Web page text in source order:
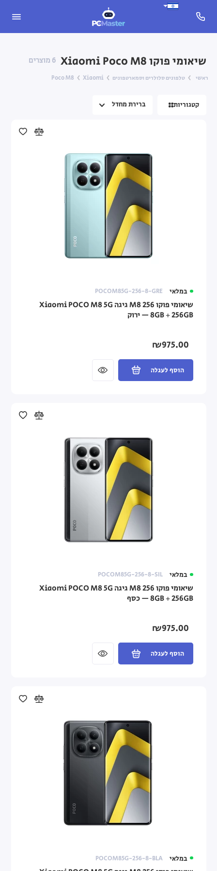
שיאומי פוקו Xiaomi Poco M8 6 מוצרים
ראשי טלפונים סלולרים וסמארטפונים Xiaomi
Poco M8 Nothing Phone
אביזרים לסמארטפון
קטגוריות
במלאי POCOM85G-256-8-GRE
שיאומי פוקו M8 256 גיגה Xiaomi POCO M8 5G
‏8GB + 256GB — ירוק
₪975.00
הוסף לעגלה
במלאי POCOM85G-256-8-SIL
שיאומי פוקו M8 256 גיגה Xiaomi POCO M8 5G
‏8GB + 256GB — כסף
₪975.00
הוסף לעגלה
במלאי POCOM85G-256-8-BLA